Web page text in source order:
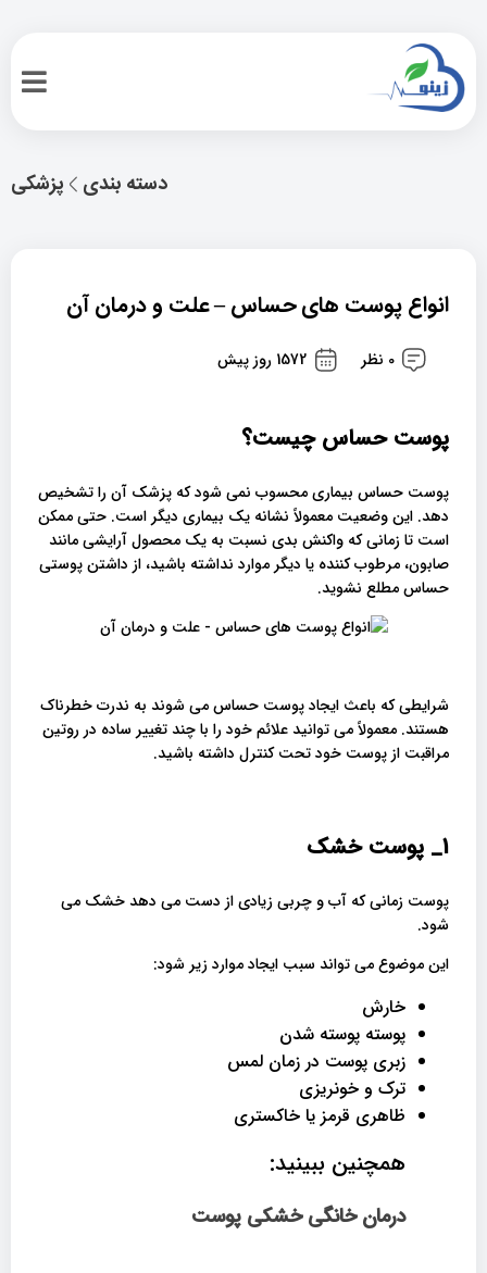
پزشکی دسته بندی
انواع پوست های حساس – علت و درمان آن
0 نظر 1572 روز پیش
پوست حساس چیست؟
پوست حساس بیماری محسوب نمی شود که پزشک آن را تشخیص
دهد. این وضعیت معمولاً نشانه یک بیماری دیگر است. حتی ممکن
است تا زمانی که واکنش بدی نسبت به یک محصول آرایشی مانند
صابون، مرطوب کننده یا دیگر موارد نداشته باشید، از داشتن پوستی
حساس مطلع نشوید.
شرایطی که باعث ایجاد پوست حساس می شوند به ندرت خطرناک
هستند. معمولاً می توانید علائم خود را با چند تغییر ساده در روتین
مراقبت از پوست خود تحت کنترل داشته باشید.
1_ پوست خشک
پوست زمانی که آب و چربی زیادی از دست می دهد خشک می
شود.
این موضوع می تواند سبب ایجاد موارد زیر شود:
خارش
پوسته پوسته شدن
زبری پوست در زمان لمس
ترک و خونریزی
ظاهری قرمز یا خاکستری
همچنین ببینید:
درمان خانگی خشکی پوست